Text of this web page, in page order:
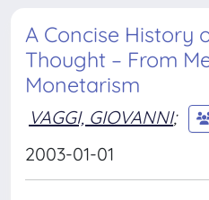
A Concise History
Thought – From
Monetarism
VAGGI, GIOVANNI;
2003-01-01